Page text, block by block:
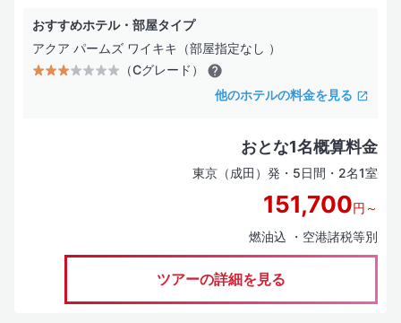
ホテル フライト
ホテル名
（SLグレード）
その土地、場合により国を代表する「有名かつ名門豪華ホテル」
（Lグレード）
一般的な評価基準における「豪華・デラックスホテル」
（Aグレード）
検索する
おすすめホテル・部屋タイプ
アクア パームズ ワイキキ（部屋指定なし ）
（Cグレード）
他のホテルの料金を見る
おとな1名概算料金
東京（成田）発・5日間・2名1室
151,700円～
燃油込 ・空港諸税等別
ツアーの詳細を見る